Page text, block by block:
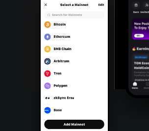
Português (Portugal)
Bahasa Indonesia
Português (Brasil)
Español (Argentina)